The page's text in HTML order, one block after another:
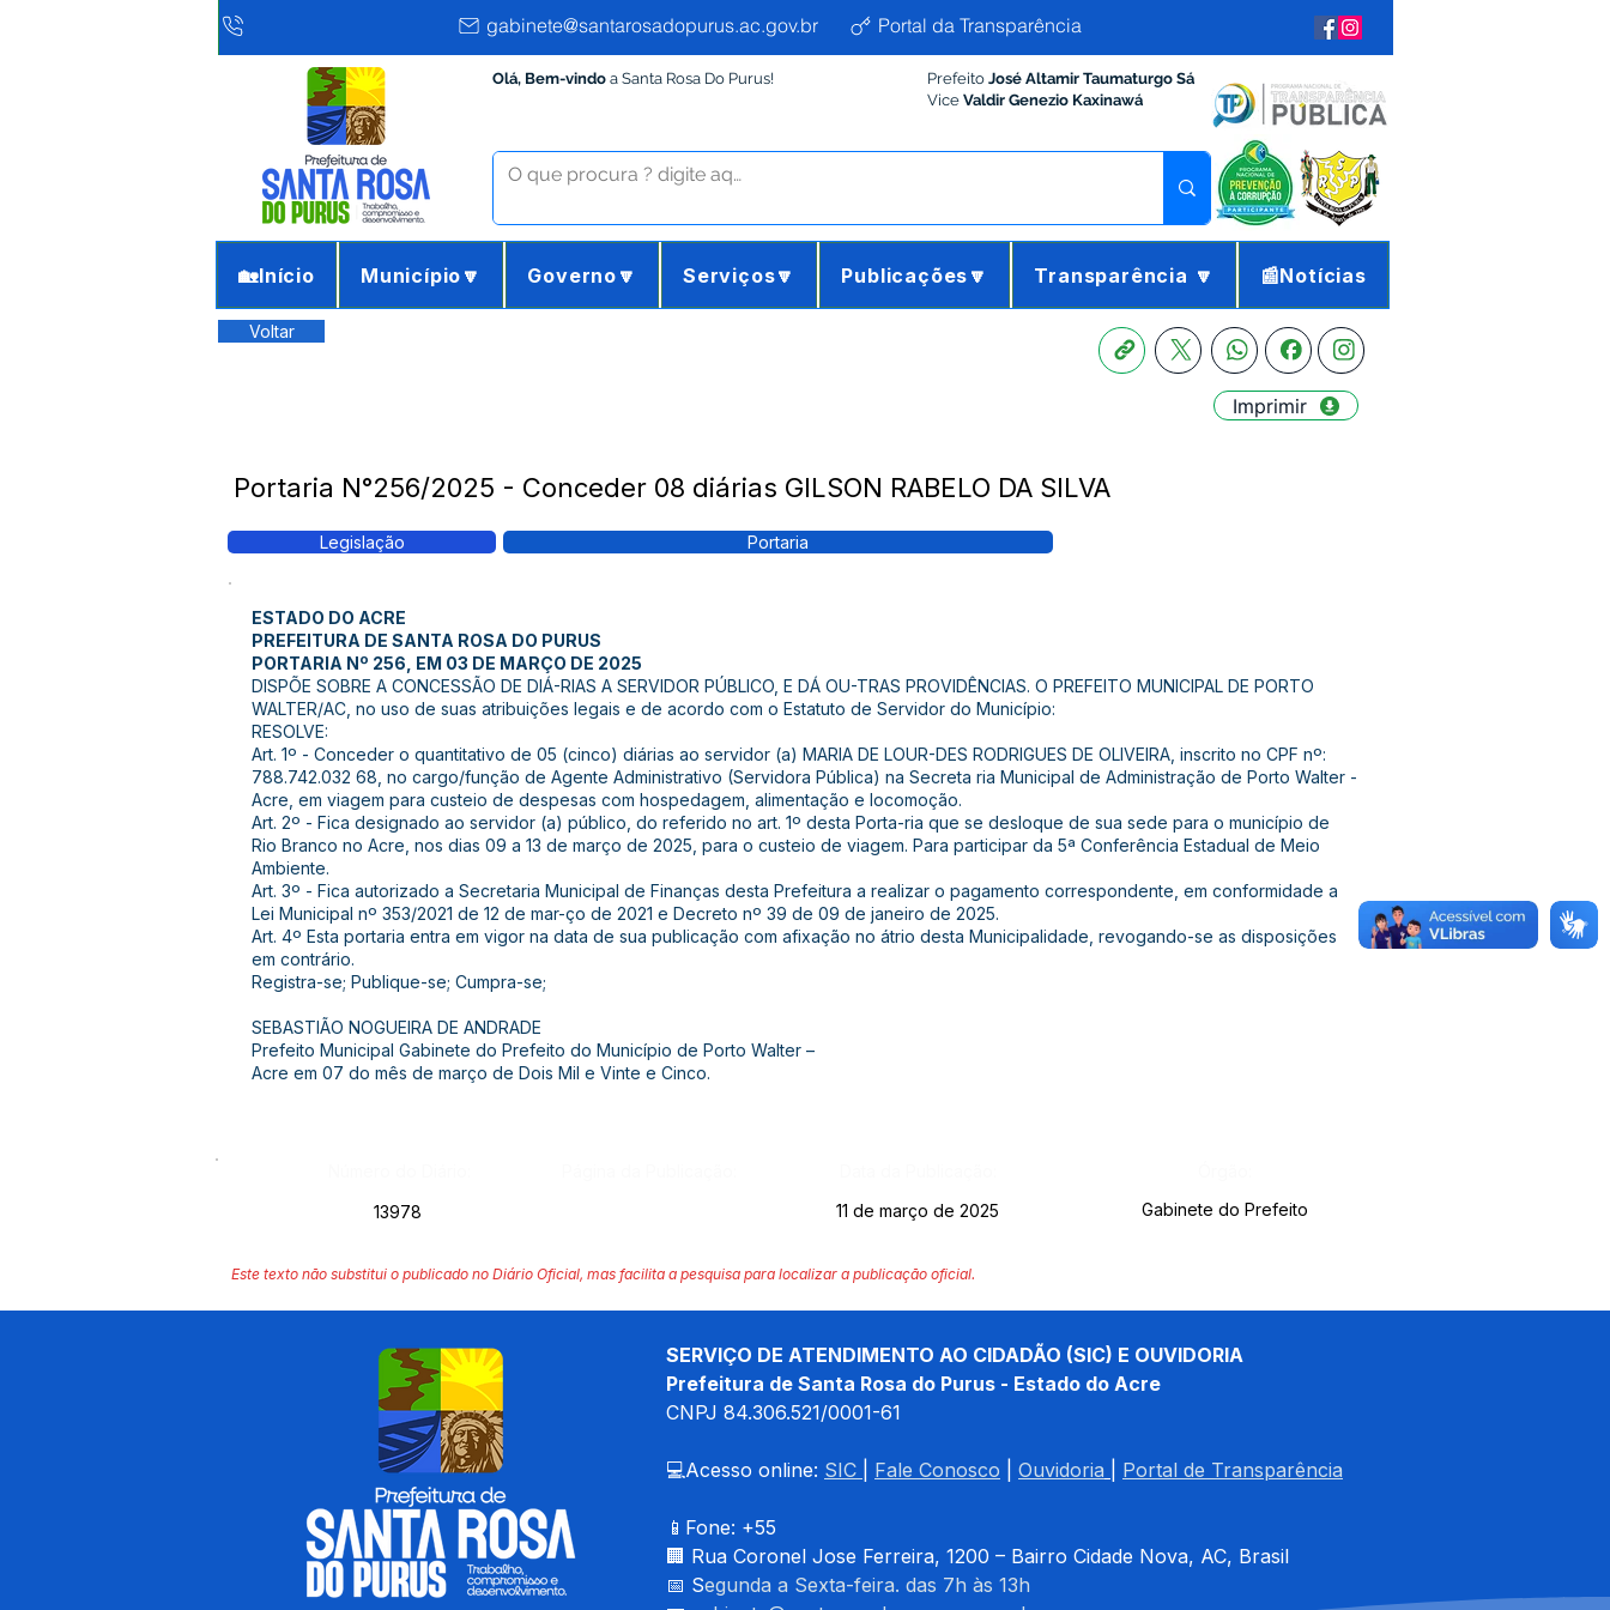
gabinete@santarosadopurus.ac.gov.br Portal da Transparência
Olá, Bem-vindo a Santa Rosa Do Purus! Prefeito José Altamir Taumaturgo Sá
Vice Valdir Genezio Kaxinawá
🏡Início Município🔽 Governo🔽 Serviços🔽 Publicações🔽 Transparência 🔽 📰Notícias
Voltar
Imprimir
Portaria N°256/2025 - Conceder 08 diárias GILSON RABELO DA SILVA
Legislação Portaria
ESTADO DO ACRE
PREFEITURA DE SANTA ROSA DO PURUS
PORTARIA Nº 256, EM 03 DE MARÇO DE 2025
DISPÕE SOBRE A CONCESSÃO DE DIÁ-RIAS A SERVIDOR PÚBLICO, E DÁ OU-TRAS PROVIDÊNCIAS. O PREFEITO MUNICIPAL DE PORTO
WALTER/AC, no uso de suas atribuições legais e de acordo com o Estatuto de Servidor do Município:
RESOLVE:
Art. 1º - Conceder o quantitativo de 05 (cinco) diárias ao servidor (a) MARIA DE LOUR-DES RODRIGUES DE OLIVEIRA, inscrito no CPF nº:
788.742.032 68, no cargo/função de Agente Administrativo (Servidora Pública) na Secreta ria Municipal de Administração de Porto Walter -
Acre, em viagem para custeio de despesas com hospedagem, alimentação e locomoção.
Art. 2º - Fica designado ao servidor (a) público, do referido no art. 1º desta Porta-ria que se desloque de sua sede para o município de
Rio Branco no Acre, nos dias 09 a 13 de março de 2025, para o custeio de viagem. Para participar da 5ª Conferência Estadual de Meio
Ambiente.
Art. 3º - Fica autorizado a Secretaria Municipal de Finanças desta Prefeitura a realizar o pagamento correspondente, em conformidade a
Lei Municipal nº 353/2021 de 12 de mar-ço de 2021 e Decreto nº 39 de 09 de janeiro de 2025.
Art. 4º Esta portaria entra em vigor na data de sua publicação com afixação no átrio desta Municipalidade, revogando-se as disposições
em contrário.
Registra-se; Publique-se; Cumpra-se;
SEBASTIÃO NOGUEIRA DE ANDRADE
Prefeito Municipal Gabinete do Prefeito do Município de Porto Walter –
Acre em 07 do mês de março de Dois Mil e Vinte e Cinco.
13978
11 de março de 2025 Gabinete do Prefeito
Este texto não substitui o publicado no Diário Oficial, mas facilita a pesquisa para localizar a publicação oficial.
SERVIÇO DE ATENDIMENTO AO CIDADÃO (SIC) E OUVIDORIA
Prefeitura de Santa Rosa do Purus - Estado do Acre
CNPJ 84.306.521/0001-61
💻Acesso online: SIC Fale Conosco Ouvidoria Portal de Transparência
📱Fone: +55
🏢 Rua Coronel Jose Ferreira, 1200 – Bairro Cidade Nova, AC, Brasil
📅 Segunda a Sexta-feira. das 7h às 13h